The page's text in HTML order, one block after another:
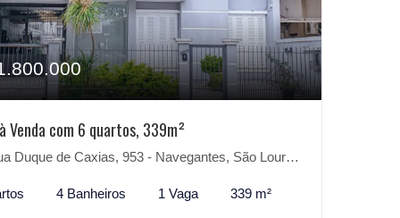
Venda com 6 quartos, 339m²
Duque de Caxias, 953 - Navegantes, São Lourenço do Sul-RS
4 Banheiros 1 Vaga 339 m²